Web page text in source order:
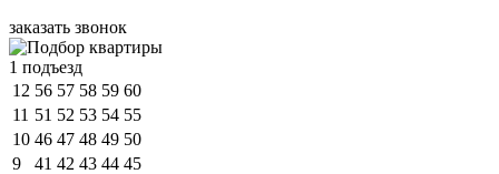
заказать звонок
1 подъезд
12 56 57 58 59 60
11 51 52 53 54 55
10 46 47 48 49 50
9
41 42 43 44 45